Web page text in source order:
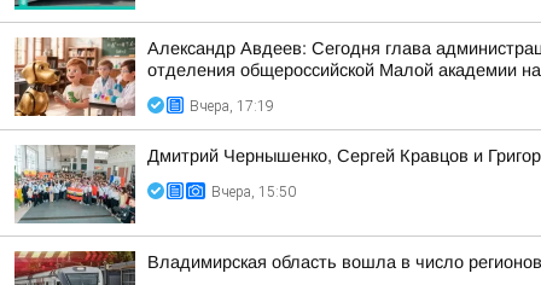
Александр Авдеев: Сегодня глава
отделения общероссийской Малой академии
Вчера, 17:19
Дмитрий Чернышенко, Сергей Кравцов и
Вчера, 15:50
Владимирская область вошла в число